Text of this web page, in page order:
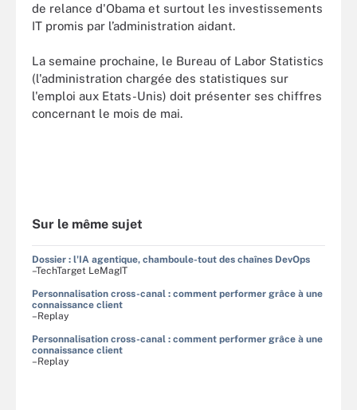
de relance d'Obama et surtout les investissements
IT promis par l’administration aidant.
La semaine prochaine, le Bureau of Labor Statistics
(l'administration chargée des statistiques sur
l'emploi aux Etats-Unis) doit présenter ses chiffres
concernant le mois de mai.
Sur le même sujet
Dossier : l'IA agentique, chamboule-tout des chaînes DevOps
–TechTarget LeMagIT
Personnalisation cross-canal : comment performer grâce à une
connaissance client
–Replay
Personnalisation cross-canal : comment performer grâce à une
connaissance client
–Replay